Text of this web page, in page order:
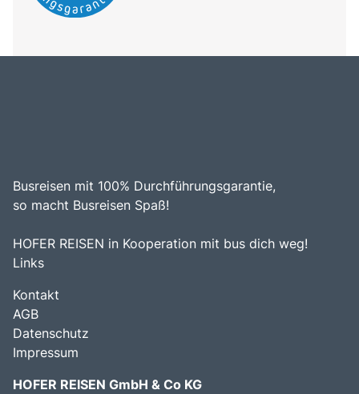
Busreisen mit 100% Durchführungsgarantie,
so macht Busreisen Spaß!
HOFER REISEN in Kooperation mit bus dich weg!
Links
Kontakt
AGB
Datenschutz
Impressum
HOFER REISEN GmbH & Co KG